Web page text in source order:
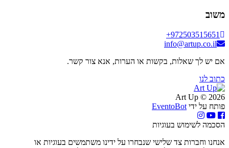
משוב
+972503515651
info@artup.co.il
אם יש לך שאלות, בקשות או הערות, אנא צור קשר.
כתוב לנו
2026 © Art Up
פותח על ידי EventoBot
הסכמה לשימוש בעוגיות
אנחנו וחברות צד שלישי שנבחרו על ידינו משתמשים בעוגיות או